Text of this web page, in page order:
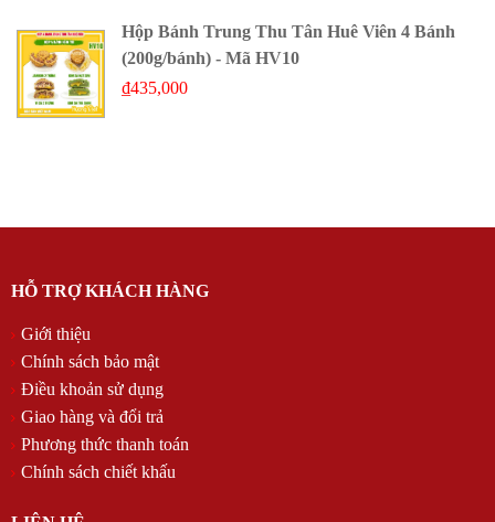
Hộp Bánh Trung Thu Tân Huê Viên 4 Bánh
(200g/bánh) - Mã HV10
₫435,000
HỖ TRỢ KHÁCH HÀNG
Giới thiệu
Chính sách bảo mật
Điều khoản sử dụng
Giao hàng và đổi trả
Phương thức thanh toán
Chính sách chiết khấu